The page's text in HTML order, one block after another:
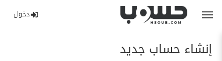
دخول
إنشاء حساب جديد